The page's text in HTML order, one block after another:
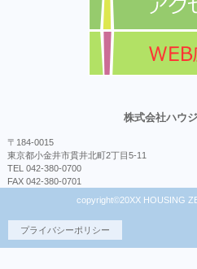
株式会社ハウ
〒184-0015
東京都小金井市貫井北町2丁目5-11
TEL 042-380-0700
FAX 042-380-0701
copyright©20XX HOUSING
プライバシーポリシー